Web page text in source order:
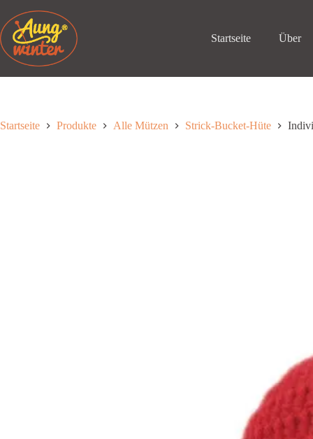
Inhalt
springen
Startseite Über
Startseite Produkte Alle Mützen Strick-Bucket-Hüte